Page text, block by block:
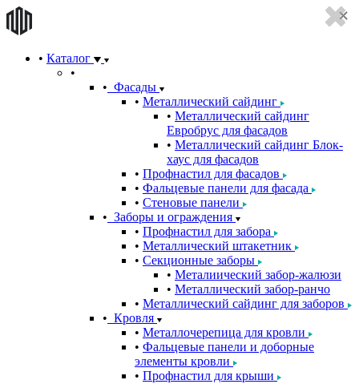
Каталог
Фасады
Металлический сайдинг
Металлический сайдинг
Евробрус для фасадов
Металлический сайдинг Блок-
хаус для фасадов
Профнастил для фасадов
Фальцевые панели для фасада
Стеновые панели
Заборы и ограждения
Профнастил для забора
Металлический штакетник
Секционные заборы
Металиический забор-жалюзи
Металлический забор-ранчо
Металлический сайдинг для заборов
Кровля
Металлочерепица для кровли
Фальцевые панели и доборные
элементы кровли
Профнастил для крыши